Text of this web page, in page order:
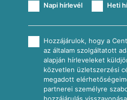
Napi hírlevél Heti
Hozzájárulok, hogy a
az általam szolgáltatott
alapján hírleveleket
közvetlen üzletszerzési
megadott
partnerei személyre
hozzájárulás